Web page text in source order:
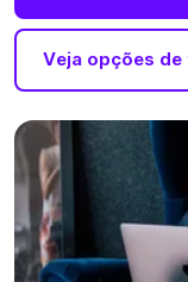
Veja opções